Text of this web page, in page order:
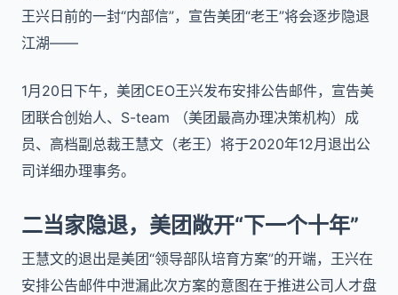
王兴日前的一封“内部信”，宣告美团“老王”将会逐步隐退
江湖——
1月20日下午，美团CEO王兴发布安排公告邮件，宣告美
团联合创始人、S-team （美团最高办理决策机构）成
员、高档副总裁王慧文（老王）将于2020年12月退出公
司详细办理事务。
二当家隐退，美团敞开“下一个十年”
王慧文的退出是美团“领导部队培育方案”的开端，王兴在
安排公告邮件中泄漏此次方案的意图在于推进公司人才盘